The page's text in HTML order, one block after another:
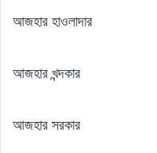
আজহার হাওলাদার
আজহার খন্দকার
আজহার সরকার